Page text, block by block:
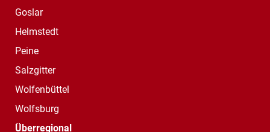
Goslar
Helmstedt
Peine
Salzgitter
Wolfenbüttel
Wolfsburg
Überregional